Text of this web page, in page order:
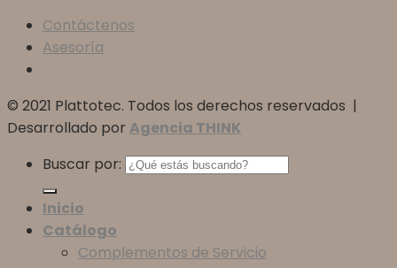
Contáctenos
Asesoría
© 2021 Plattotec. Todos los derechos reservados |
Desarrollado por Agencia THINK
Buscar por:
Inicio
Catálogo
Complementos de Servicio